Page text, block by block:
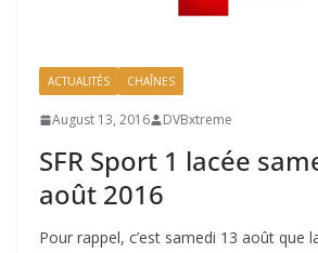
ACTUALITÉS CHAÎNES
August 13, 2016 DVBxtreme
SFR Sport 1 lacée
août 2016
Pour rappel, c’est samedi 13 août que